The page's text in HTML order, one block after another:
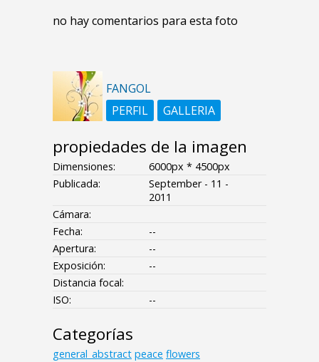
no hay comentarios para esta foto
FANGOL
PERFIL
GALLERIA
propiedades de la imagen
Dimensiones:
6000px * 4500px
Publicada:
September - 11 -
2011
Cámara:
Fecha:
--
Apertura:
--
Exposición:
--
Distancia focal:
ISO:
--
Categorías
general_abstract peace flowers